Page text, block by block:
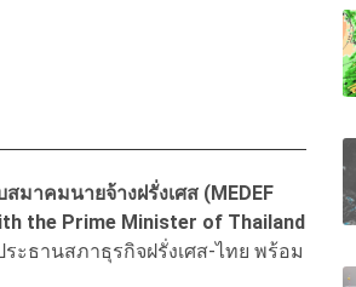
าคมนายจ้างฝรั่งเศส (MEDEF
the Prime Minister of Thailand
ะธานสภาธุรกิจฝรั่งเศส-ไทย พร้อม